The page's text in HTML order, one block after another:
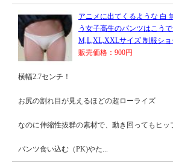
アニメに出てくるような 白
う女子高生のパンツはこうで
M,L,XL,XXLサイズ 制服ショ
販売価格：900円
横幅2.7センチ！
お尻の割れ目が見えるほどの超ローライズ
なのに伸縮性抜群の素材で、動き回ってもヒッ
パンツ食い込む（PK)やた...